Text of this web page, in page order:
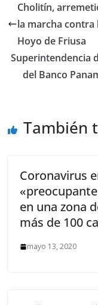
Cholitín,
la marcha
Hoyo de Friusa
Superintendencia
del Banco
También
Coronavirus
en una zona
más de 100
mayo 13, 2020